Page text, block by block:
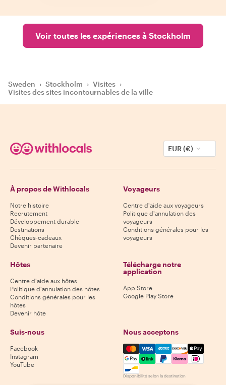
Voir toutes les expériences à Stockholm
Sweden › Stockholm › Visites ›
Visites des sites incontournables de la ville
EUR (€)
À propos de Withlocals
Notre histoire
Recrutement
Développement durable
Destinations
Chèques-cadeaux
Devenir partenaire
Voyageurs
Centre d'aide aux voyageurs
Politique d'annulation des
voyageurs
Conditions générales pour les
voyageurs
Hôtes
Centre d'aide aux hôtes
Politique d'annulation des hôtes
Conditions générales pour les
hôtes
Devenir hôte
Télécharge notre
application
App Store
Google Play Store
Suis-nous
Facebook
Instagram
YouTube
Nous acceptons
Mastercard, Visa, Amex,
Disponibilité selon la destination